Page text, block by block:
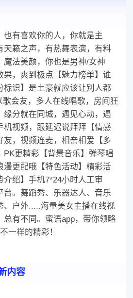
也有喜欢你的人，你就是主
天籁之声，有热舞表演，有料
魔法美颜，你也是男神/女神
果，爽到极点【魅力榜单】谁
标识】是土豪就应该让别人都
会友，多人在线唱歌，房间狂
缘分就在同城，遇见心动，遇
机视频，跟延迟说拜拜【情感
友，视频连麦，相亲相爱【多
PK更精彩【背景音乐】弹琴唱
漫更配哦【特色活动】精彩活
介绍】手机7*24小时人工审
台。舞蹈秀、乐器达人、音乐
、户外.....海量美女主播在线视
总有不同。蜜语app，带你领略
一样的精彩！
内容